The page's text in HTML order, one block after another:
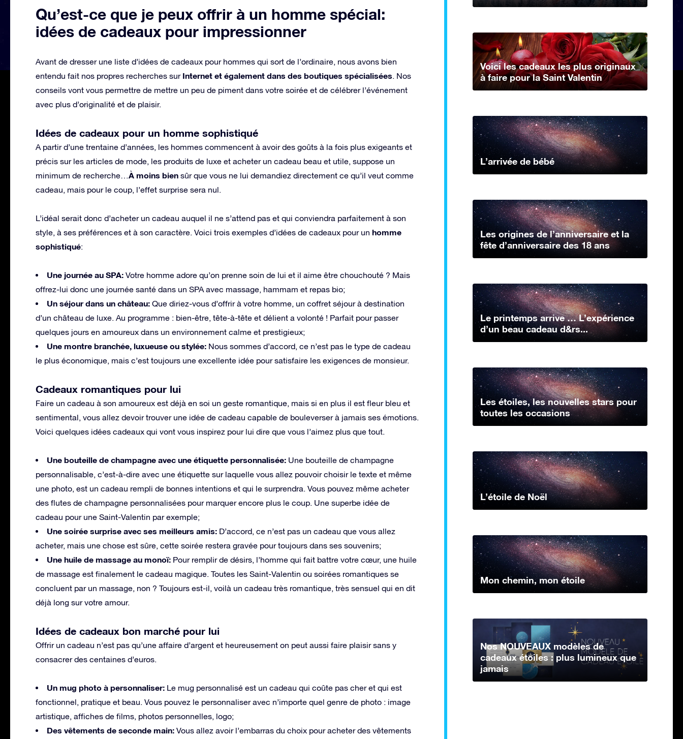
Qu’est-ce que je peux offrir à un homme spécial:
idées de cadeaux pour impressionner
Avant de dresser une liste d’idées de cadeaux pour hommes qui sort de l’ordinaire, nous avons bien
entendu fait nos propres recherches sur Internet et également dans des boutiques spécialisées. Nos
conseils vont vous permettre de mettre un peu de piment dans votre soirée et de célébrer l’événement
avec plus d’originalité et de plaisir.
Idées de cadeaux pour un homme sophistiqué
A partir d’une trentaine d’années, les hommes commencent à avoir des goûts à la fois plus exigeants et
précis sur les articles de mode, les produits de luxe et acheter un cadeau beau et utile, suppose un
minimum de recherche…À moins bien sûr que vous ne lui demandiez directement ce qu’il veut comme
cadeau, mais pour le coup, l’effet surprise sera nul.
L’idéal serait donc d’acheter un cadeau auquel il ne s’attend pas et qui conviendra parfaitement à son
style, à ses préférences et à son caractère. Voici trois exemples d’idées de cadeaux pour un homme
sophistiqué:
Une journée au SPA: Votre homme adore qu’on prenne soin de lui et il aime être chouchouté ? Mais
offrez-lui donc une journée santé dans un SPA avec massage, hammam et repas bio;
Un séjour dans un château: Que diriez-vous d’offrir à votre homme, un coffret séjour à destination
d’un château de luxe. Au programme : bien-être, tête-à-tête et délient a volonté ! Parfait pour passer
quelques jours en amoureux dans un environnement calme et prestigieux;
Une montre branchée, luxueuse ou stylée: Nous sommes d’accord, ce n’est pas le type de cadeau
le plus économique, mais c’est toujours une excellente idée pour satisfaire les exigences de monsieur.
Cadeaux romantiques pour lui
Faire un cadeau à son amoureux est déjà en soi un geste romantique, mais si en plus il est fleur bleu et
sentimental, vous allez devoir trouver une idée de cadeau capable de bouleverser à jamais ses émotions.
Voici quelques idées cadeaux qui vont vous inspirez pour lui dire que vous l’aimez plus que tout.
Une bouteille de champagne avec une étiquette personnalisée: Une bouteille de champagne
personnalisable, c’est-à-dire avec une étiquette sur laquelle vous allez pouvoir choisir le texte et même
une photo, est un cadeau rempli de bonnes intentions et qui le surprendra. Vous pouvez même acheter
des flutes de champagne personnalisées pour marquer encore plus le coup. Une superbe idée de
cadeau pour une Saint-Valentin par exemple;
Une soirée surprise avec ses meilleurs amis: D’accord, ce n’est pas un cadeau que vous allez
acheter, mais une chose est sûre, cette soirée restera gravée pour toujours dans ses souvenirs;
Une huile de massage au monoï: Pour remplir de désirs, l’homme qui fait battre votre cœur, une huile
de massage est finalement le cadeau magique. Toutes les Saint-Valentin ou soirées romantiques se
concluent par un massage, non ? Toujours est-il, voilà un cadeau très romantique, très sensuel qui en dit
déjà long sur votre amour.
Idées de cadeaux bon marché pour lui
Offrir un cadeau n’est pas qu’une affaire d’argent et heureusement on peut aussi faire plaisir sans y
consacrer des centaines d’euros.
Un mug photo à personnaliser: Le mug personnalisé est un cadeau qui coûte pas cher et qui est
fonctionnel, pratique et beau. Vous pouvez le personnaliser avec n’importe quel genre de photo : image
artistique, affiches de films, photos personnelles, logo;
Des vêtements de seconde main: Vous allez avoir l’embarras du choix pour acheter des vêtements
Voici les cadeaux les plus originaux
à faire pour la Saint Valentin
L’arrivée de bébé
Les origines de l’anniversaire et la
fête d’anniversaire des 18 ans
Le printemps arrive … L’expérience
d’un beau cadeau d&rs...
Les étoiles, les nouvelles stars pour
toutes les occasions
L’étoile de Noël
Mon chemin, mon étoile
Nos NOUVEAUX modèles de
cadeaux étoiles : plus lumineux que
jamais